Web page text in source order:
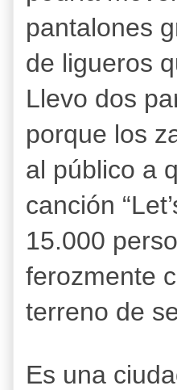
pantalones
de ligueros
Llevo dos
porque los
al público a
canción
15.000
ferozmente
terreno de
Es una